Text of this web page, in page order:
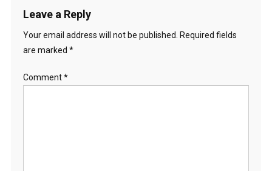
Leave a Reply
Your email address will not be published. Required fields
are marked *
Comment*